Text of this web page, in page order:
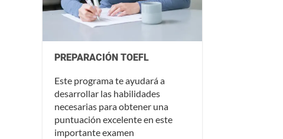
PREPARACIÓN TOEFL
Este programa te ayudará a
desarrollar las habilidades
necesarias para obtener una
puntuación excelente en este
importante examen